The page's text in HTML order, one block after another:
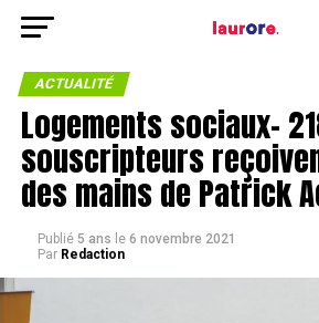
ACTUALITÉ
Logements sociaux-
souscripteurs
des mains de Patrick
Publié 5 ans le 6 novembre 2021
Par Redaction